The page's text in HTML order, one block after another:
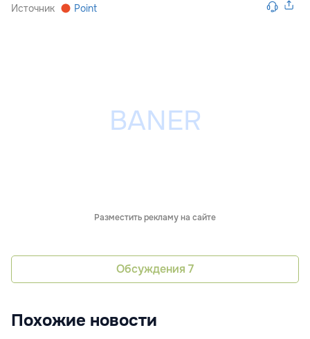
Источник Point
Разместить рекламу на сайте
Обсуждения 7
Похожие новости